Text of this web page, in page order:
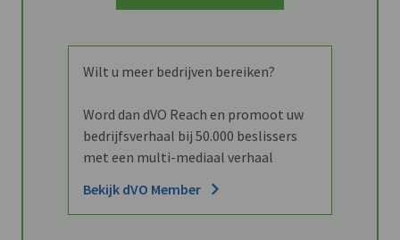
Wilt u meer bedrijven bereiken?
Word dan dVO Reach en promoot uw
bedrijfsverhaal bij 50.000 beslissers
met een multi-mediaal verhaal
Bekijk dVO Member